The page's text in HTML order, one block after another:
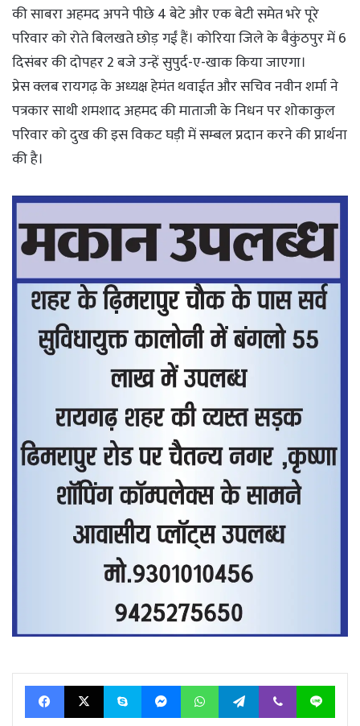
की साबरा अहमद अपने पीछे 4 बेटे और एक बेटी समेत भरे पूरे
परिवार को रोते बिलखते छोड़ गईं हैं। कोरिया जिले के बैकुंठपुर में 6
दिसंबर की दोपहर 2 बजे उन्हें सुपुर्द-ए-खाक किया जाएगा।
प्रेस क्लब रायगढ़ के अध्यक्ष हेमंत थवाईत और सचिव नवीन शर्मा ने
पत्रकार साथी शमशाद अहमद की माताजी के निधन पर शोकाकुल
परिवार को दुख की इस विकट घड़ी में सम्बल प्रदान करने की प्रार्थना
की है।
Facebook
X Skype MessengerWhatsAppTelegramViber Line